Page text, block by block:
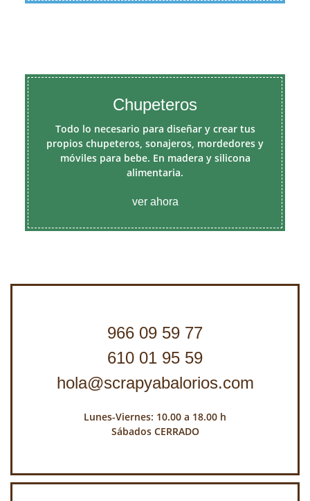
Chupeteros
Todo lo necesario para diseñar y crear tus
propios chupeteros, sonajeros, mordedores y
móviles para bebe. En madera y silicona
alimentaria.
ver ahora
966 09 59 77
610 01 95 59
hola@scrapyabalorios.com
Lunes-Viernes: 10.00 a 18.00 h
Sábados CERRADO